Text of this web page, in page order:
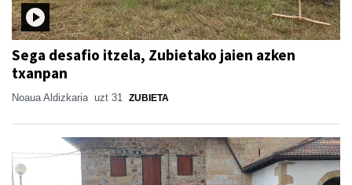
Sega desafio itzela, Zubietako jaien azken
txanpan
Noaua Aldizkaria uzt 31 ZUBIETA